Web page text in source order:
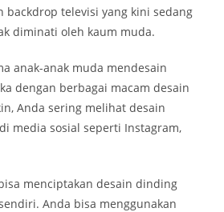
backdrop televisi yang kini sedang
diminati oleh kaum muda.
anak-anak muda mendesain
dengan berbagai macam desain
Anda sering melihat desain
media sosial seperti Instagram,
menciptakan desain dinding
Anda bisa menggunakan